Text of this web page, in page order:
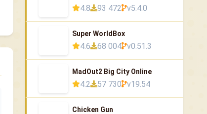
4.8 93 472 v5.4.0
Super WorldBox
4.6 68 004 v0.51.3
MadOut2 Big City Online
4.2 57 730 v19.54
Chicken Gun